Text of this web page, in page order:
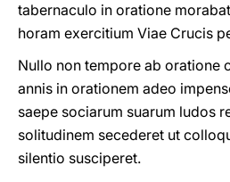
tabernaculo in oratione
horam exercitium Viae Crucis
Nullo non tempore ab oratione
annis in orationem adeo
saepe sociarum suarum ludos
solitudinem secederet ut
silentio susciperet.